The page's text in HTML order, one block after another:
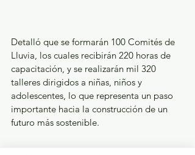
Detalló que se formarán 100 Comités de
Lluvia, los cuales recibirán 220 horas de
capacitación, y se realizarán mil 320
talleres dirigidos a niñas, niños y
adolescentes, lo que representa un paso
importante hacia la construcción de un
futuro más sostenible.